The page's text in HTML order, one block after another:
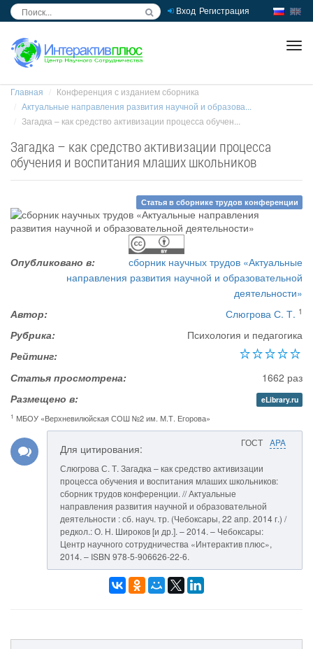
Вход Регистрация
Главная
Конференция с изданием сборника
Актуальные направления развития научной и образова...
Загадка – как средство активизации процесса обучен...
Загадка – как средство активизации процесса
обучения и воспитания млаших школьников
Статья в сборнике трудов конференции
Опубликовано в:
сборник научных трудов «Актуальные
направления развития научной и образовательной
деятельности»
Автор:
Слюгрова С. Т. 1
Рубрика:
Психология и педагогика
Рейтинг:
Статья просмотрена:
1662 раз
Размещено в:
eLibrary.ru
1 МБОУ «Верхневилюйская СОШ №2 им. М.Т. Егорова»
ГОСТ APA
Для цитирования:
Слюгрова С. Т. Загадка – как средство активизации
процесса обучения и воспитания млаших школьников:
сборник трудов конференции. // Актуальные
направления развития научной и образовательной
деятельности : сб. науч. тр. (Чебоксары, 22 апр. 2014 г.) /
редкол.: О. Н. Широков [и др.]. – 2014. – Чебоксары:
Центр научного сотрудничества «Интерактив плюс»,
2014. – ISBN 978-5-906626-22-6.